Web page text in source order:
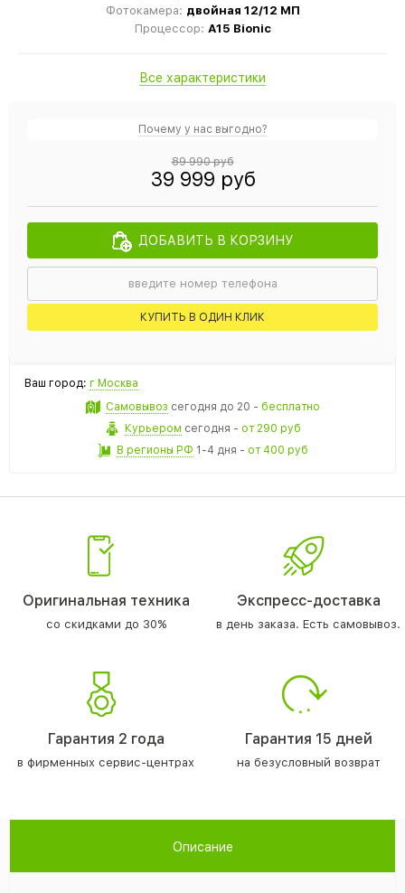
Фотокамера: двойная 12/12 МП
Процессор: A15 Bionic
Все характеристики
Почему у нас выгодно?
89 990 руб
39 999 руб
ДОБАВИТЬ В КОРЗИНУ
КУПИТЬ В ОДИН КЛИК
Ваш город: г Москва
Самовывоз сегодня до 20 - бесплатно
Курьером сегодня - от 290 руб
В регионы РФ 1-4 дня - от 400 руб
Оригинальная техника
со скидками до 30%
Экспресс-доставка
в день заказа. Есть самовывоз.
Гарантия 2 года
в фирменных сервис-центрах
Гарантия 15 дней
на безусловный возврат
Описание